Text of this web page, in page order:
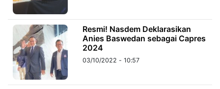
Kabarbaru
Media
Holding
Resmi! Nasdem Deklarasikan
Anies Baswedan sebagai Capres
2024
03/10/2022 - 10:57